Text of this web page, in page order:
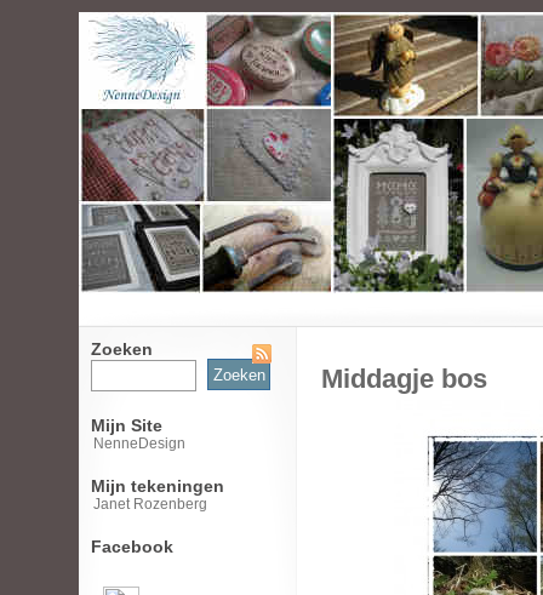
Zoeken
Zoeken
naar:
Mijn Site
NenneDesign
Mijn tekeningen
Janet Rozenberg
Facebook
Middagje bos